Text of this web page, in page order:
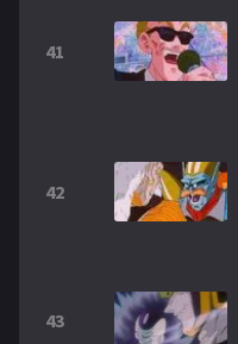
41
42
43